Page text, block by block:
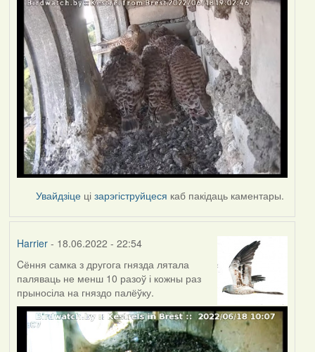
Увайдзіце цізарэгіструйцеся каб пакідаць каментары.
Harrier- 18.06.2022 - 22:54
Cёння самка з другога гнязда лятала
паляваць не менш 10 разоў і кожны раз
прыносіла на гняздо палёўку.